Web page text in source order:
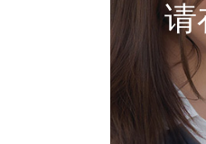
请